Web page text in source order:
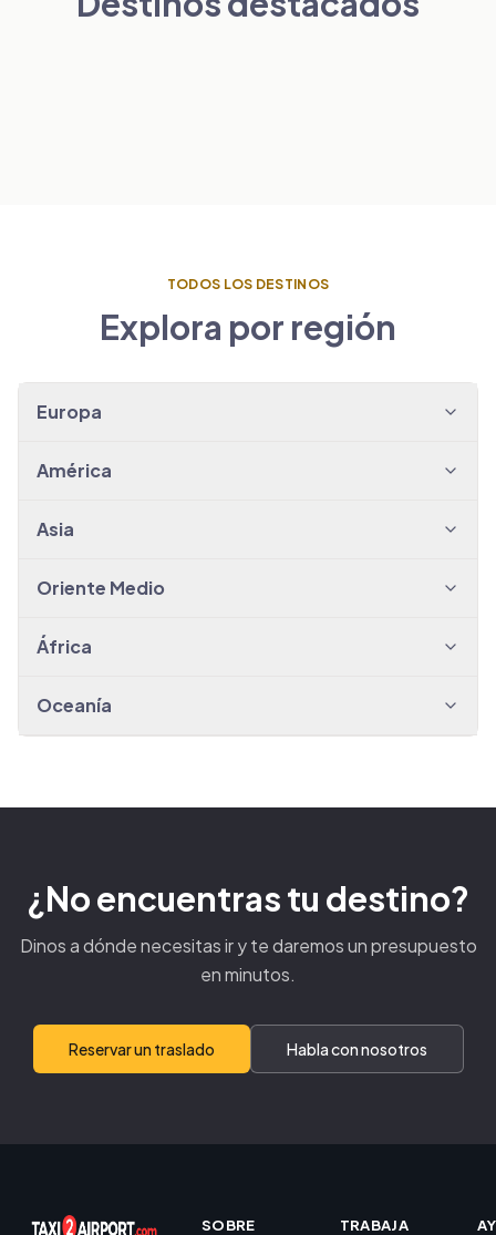
París
PAÍSES BAJOS
TODOS LOS DESTINOS
Explora por región
Europa
América
Asia
Oriente Medio
África
Oceanía
¿No encuentras tu destino?
Dinos a dónde necesitas ir y te daremos un presupuesto
en minutos.
Reservar un traslado Habla con nosotros
SOBRE
TRABAJA